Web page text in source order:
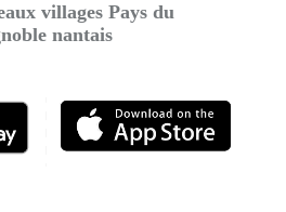
villages Pays du
nantais